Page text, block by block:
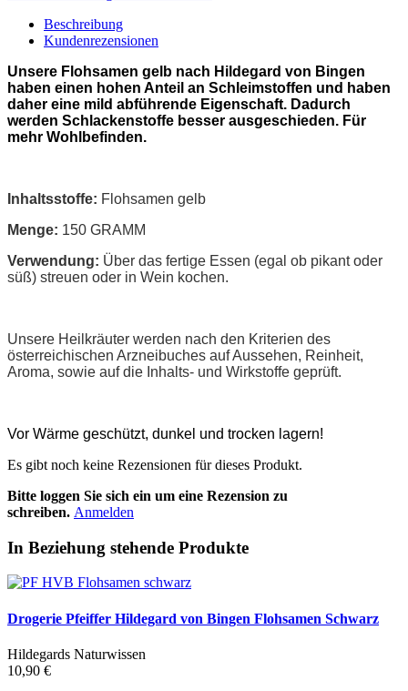
Beschreibung
Kundenrezensionen
Unsere Flohsamen gelb nach Hildegard von Bingen
haben einen hohen Anteil an Schleimstoffen und haben
daher eine mild abführende Eigenschaft. Dadurch
werden Schlackenstoffe besser ausgeschieden. Für
mehr Wohlbefinden.
Inhaltsstoffe: Flohsamen gelb
Menge: 150 GRAMM
Verwendung: Über das fertige Essen (egal ob pikant oder
süß) streuen oder in Wein kochen.
Unsere Heilkräuter werden nach den Kriterien des
österreichischen Arzneibuches auf Aussehen, Reinheit,
Aroma, sowie auf die Inhalts- und Wirkstoffe geprüft.
Vor Wärme geschützt, dunkel und trocken lagern!
Es gibt noch keine Rezensionen für dieses Produkt.
Bitte loggen Sie sich ein um eine Rezension zu
schreiben. Anmelden
In Beziehung stehende Produkte
Drogerie Pfeiffer Hildegard von Bingen Flohsamen Schwarz
Hildegards Naturwissen
10,90 €